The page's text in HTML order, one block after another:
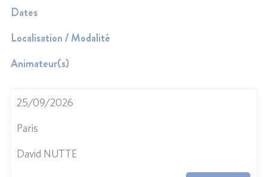
Dates
Localisation / Modalité
Animateur(s)
25/09/2026
Paris
David NUTTE